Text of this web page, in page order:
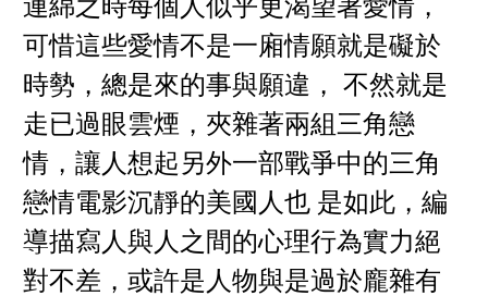
連綿之時每個人似乎更渴望著愛情，
可惜這些愛情不是一廂情願就是礙於
時勢，總是來的事與願違， 不然就是
走已過眼雲煙，夾雜著兩組三角戀
情，讓人想起另外一部戰爭中的三角
戀情電影沉靜的美國人也 是如此，編
導描寫人與人之間的心理行為實力絕
對不差，或許是人物與是過於龐雜有